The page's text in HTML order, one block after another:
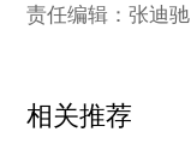
责任编辑：张迪驰
相关推荐